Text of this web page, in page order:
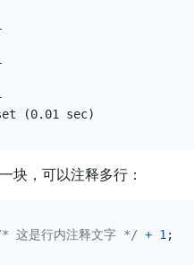
块，可以注释多行：
这是行内注释文字 */ + 1